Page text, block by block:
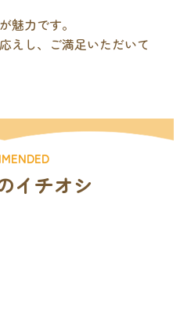
魅力です。
えし、ご満足いただいて
イチオシ